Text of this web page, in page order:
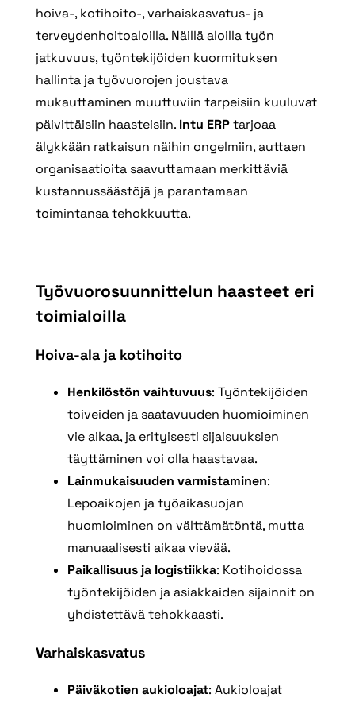
hoiva-, kotihoito-, varhaiskasvatus- ja
terveydenhoitoaloilla. Näillä aloilla työn
jatkuvuus, työntekijöiden kuormituksen
hallinta ja työvuorojen joustava
mukauttaminen muuttuviin tarpeisiin kuuluvat
päivittäisiin haasteisiin. Intu ERPtarjoaa
älykkään ratkaisun näihin ongelmiin, auttaen
organisaatioita saavuttamaan merkittäviä
kustannussäästöjä ja parantamaan
toimintansa tehokkuutta.
Työvuorosuunnittelun haasteet eri
toimialoilla
Hoiva-ala ja kotihoito
Henkilöstön vaihtuvuus: Työntekijöiden
toiveiden ja saatavuuden huomioiminen
vie aikaa, ja erityisesti sijaisuuksien
täyttäminen voi olla haastavaa.
Lainmukaisuuden varmistaminen:
Lepoaikojen ja työaikasuojan
huomioiminen on välttämätöntä, mutta
manuaalisesti aikaa vievää.
Paikallisuus ja logistiikka: Kotihoidossa
työntekijöiden ja asiakkaiden sijainnit on
yhdistettävä tehokkaasti.
Varhaiskasvatus
Päiväkotien aukioloajat: Aukioloajat